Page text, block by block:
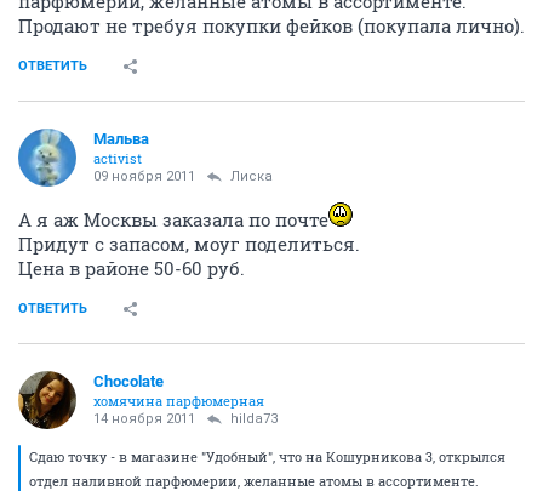
Продают не требуя покупки фейков (покупала лично).
ОТВЕТИТЬ
Мальва
activist
09 ноября 2011 Лиска
А я аж Москвы заказала по почте
Придут с запасом, моуг поделиться.
Цена в районе 50-60 руб.
ОТВЕТИТЬ
Chocolate
хомячина парфюмерная
14 ноября 2011 hilda73
Сдаю точку - в магазине "Удобный", что на Кошурникова 3, открылся
отдел наливной парфюмерии, желанные атомы в ассортименте.